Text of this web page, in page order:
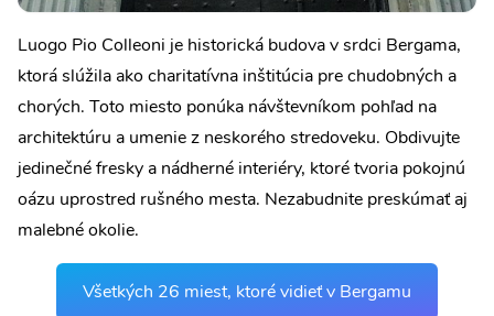
Luogo Pio Colleoni je historická budova v srdci Bergama,
ktorá slúžila ako charitatívna inštitúcia pre chudobných a
chorých. Toto miesto ponúka návštevníkom pohľad na
architektúru a umenie z neskorého stredoveku. Obdivujte
jedinečné fresky a nádherné interiéry, ktoré tvoria pokojnú
oázu uprostred rušného mesta. Nezabudnite preskúmať aj
malebné okolie.
Všetkých 26 miest, ktoré vidieť v Bergamu